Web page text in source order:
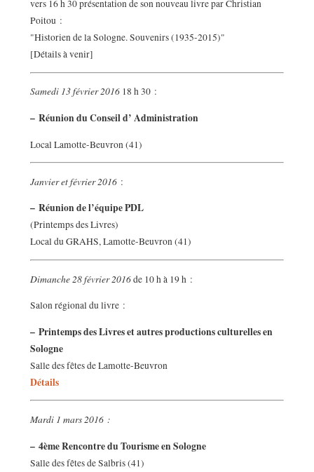
vers 16 h 30 présentation de son nouveau livre par Christian
Poitou :
"Historien de la Sologne. Souvenirs (1935-2015)"
[Détails à venir]
Samedi 13 février 201618 h 30 :
– Réunion du Conseil d’ Administration
Local Lamotte-Beuvron (41)
Janvier et février 2016:
– Réunion de l’équipe PDL
(Printemps des Livres)
Local du GRAHS, Lamotte-Beuvron (41)
Dimanche 28 février 2016de 10 h à 19 h :
Salon régional du livre :
– Printemps des Livres et autres productions culturelles en
Sologne
Salle des fêtes de Lamotte-Beuvron
Détails
Mardi 1 mars 2016 :
– 4ème Rencontre du Tourisme en Sologne
Salle des fêtes de Salbris (41)